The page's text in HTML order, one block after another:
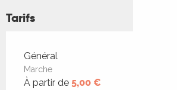
Tarifs
Tarifs 2026
Général
Marche
À partir de 5,00 €